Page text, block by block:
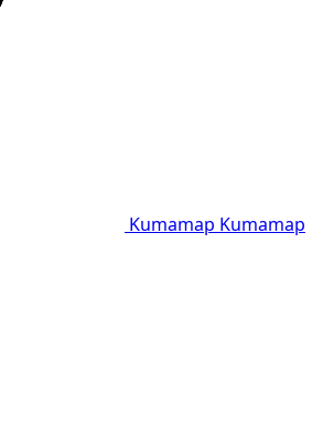
Kumamap Kumamap